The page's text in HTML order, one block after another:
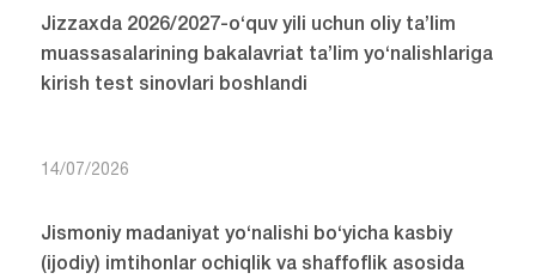
Jizzaxda 2026/2027-o‘quv yili uchun oliy ta’lim
muassasalarining bakalavriat ta’lim yo‘nalishlariga
kirish test sinovlari boshlandi
14/07/2026
Jismoniy madaniyat yo‘nalishi bo‘yicha kasbiy
(ijodiy) imtihonlar ochiqlik va shaffoflik asosida